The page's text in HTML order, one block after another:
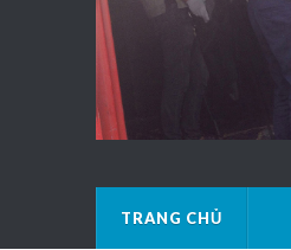
TRANG CHỦ